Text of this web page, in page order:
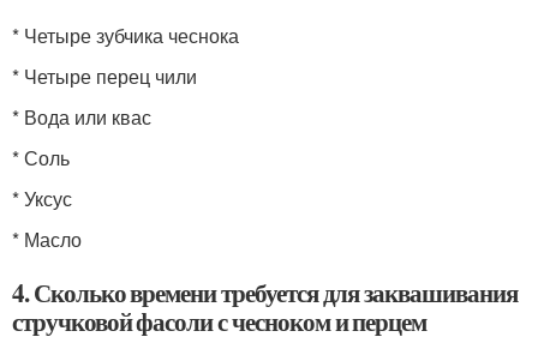
* Четыре зубчика чеснока
* Четыре перец чили
* Вода или квас
* Соль
* Уксус
* Масло
4. Сколько времени требуется для заквашивания
стручковой фасоли с чесноком и перцем